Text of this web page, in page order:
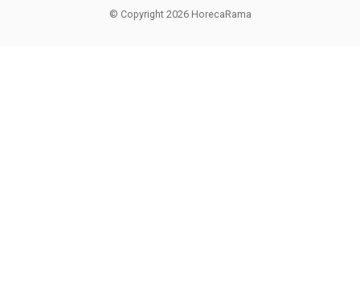
© Copyright 2026 HorecaRama